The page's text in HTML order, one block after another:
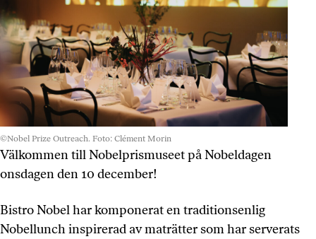
©Nobel Prize Outreach. Foto: Clément Morin
Välkommen till Nobelprismuseet på Nobeldagen
onsdagen den 10 december!
Bistro Nobel har komponerat en traditionsenlig
Nobellunch inspirerad av maträtter som har serverats